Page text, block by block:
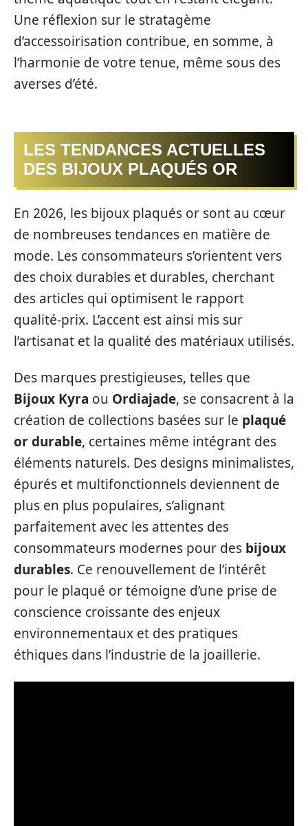
Une réflexion sur le stratagème
d’accessoirisation contribue, en somme, à
l’harmonie de votre tenue, même sous des
averses d’été.
LES TENDANCES ACTUELLES
DES BIJOUX PLAQUÉS OR
En 2026, les bijoux plaqués or sont au cœur
de nombreuses tendances en matière de
mode. Les consommateurs s’orientent vers
des choix durables et durables, cherchant
des articles qui optimisent le rapport
qualité-prix. L’accent est ainsi mis sur
l’artisanat et la qualité des matériaux utilisés.
Des marques prestigieuses, telles que
Bijoux Kyra ou Ordiajade, se consacrent à la
création de collections basées sur le plaqué
or durable, certaines même intégrant des
éléments naturels. Des designs minimalistes,
épurés et multifonctionnels deviennent de
plus en plus populaires, s’alignant
parfaitement avec les attentes des
consommateurs modernes pour des bijoux
durables. Ce renouvellement de l’intérêt
pour le plaqué or témoigne d’une prise de
conscience croissante des enjeux
environnementaux et des pratiques
éthiques dans l’industrie de la joaillerie.